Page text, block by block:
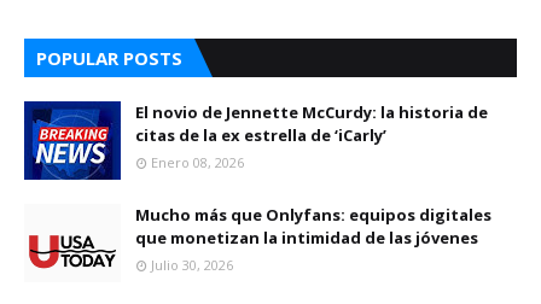
POPULAR POSTS
El novio de Jennette McCurdy: la historia de
citas de la ex estrella de ‘iCarly’
Enero 08, 2026
Mucho más que Onlyfans: equipos digitales
que monetizan la intimidad de las jóvenes
Julio 30, 2026